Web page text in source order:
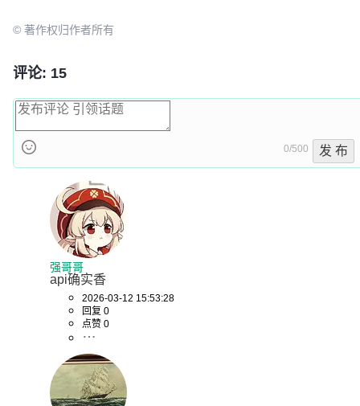
© 著作权归作者所有
评论: 15
0/500 发 布
强哥哥
api确实香
2026-03-12 15:53:28
回复 0
点赞 0